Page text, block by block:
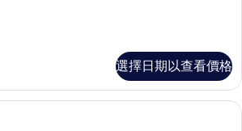
選擇日期以查看價格
客房內保險箱、遮光布/窗簾、隔音、